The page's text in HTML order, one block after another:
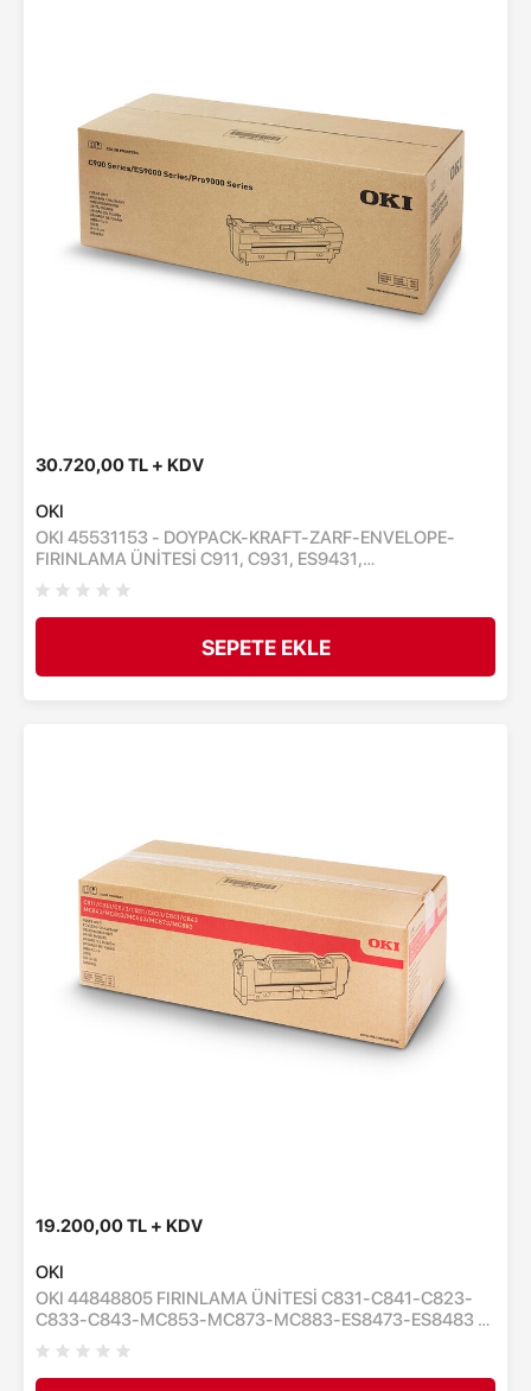
30.720,00 TL + KDV
OKI
OKI 45531153 - DOYPACK-KRAFT-ZARF-ENVELOPE-
FIRINLAMA ÜNİTESİ C911, C931, ES9431,
ES9541,PRO9431, PRO9541, PRO9542 - FUSER ÜNITESİ -
150,000 SAYFA
SEPETE EKLE
19.200,00 TL + KDV
OKI
OKI 44848805 FIRINLAMA ÜNİTESİ C831-C841-C823-
C833-C843-MC853-MC873-MC883-ES8473-ES8483 -
FUSER ÜNİTESİ - 100,000 SAYFA